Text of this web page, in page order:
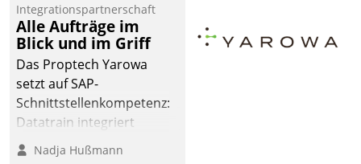
passende Fragen und
Schlagworte auswirft.
Eine intuitive
Dialogführung ermöglicht
dem externen
Serviceteam, Anrufe von
Mietenden zügiger und
effizienter zu bearbeiten.
Integrationspartnerschaft
Alle Aufträge im
Blick und im Griff
Das Proptech Yarowa
setzt auf SAP-
Schnittstellenkompetenz:
Datatrain integriert
Yarowas Portal zur
Nadja Hußmann